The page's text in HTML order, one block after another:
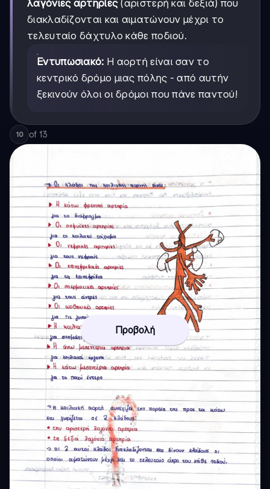
λαγόνιες αρτηρίες(αριστερή και δεξιά) που
διακλαδίζονται και αιματώνουν μέχρι το
τελευταίο δάχτυλο κάθε ποδιού.
Εντυπωσιακό: Η αορτή είναι σαν το
κεντρικό δρόμο μιας πόλης - από αυτήν
ξεκινούν όλοι οι δρόμοι που πάνε παντού!
10 of 13
Προβολή